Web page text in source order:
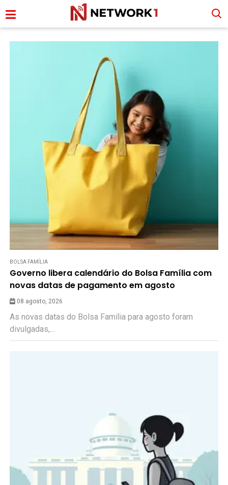
BOLSA FAMÍLIA
Governo libera calendário do Bolsa Família com
novas datas de pagamento em agosto
08 agosto, 2026
As novas datas do Bolsa Família para agosto foram
divulgadas,...